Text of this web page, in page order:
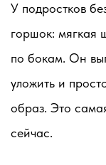
У подростков
горшок: мягкая
по бокам. Он
уложить и
образ. Это
сейчас.